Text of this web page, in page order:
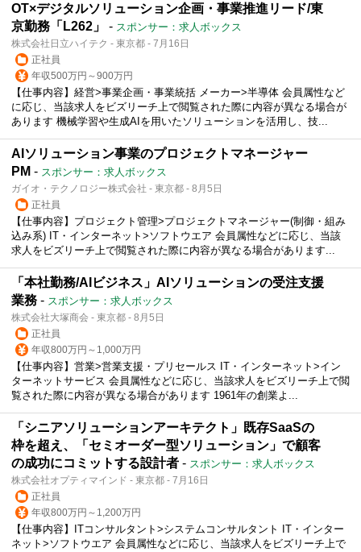
OT×デジタルソリューション企画・事業推進リード/東
京勤務「L262」
- スポンサー：求人ボックス
株式会社日立ハイテク - 東京都 - 7月16日
正社員
年収500万円～900万円
【仕事内容】経営>事業企画・事業統括 メーカー>半導体 会員属性など
に応じ、当該求人をビズリーチ上で閲覧された際に内容が異なる場合が
あります 機械学習や生成AIを用いたソリューションを活用し、技...
AIソリューション事業のプロジェクトマネージャー
PM - スポンサー：求人ボックス
ガイオ・テクノロジー株式会社 - 東京都 - 8月5日
正社員
【仕事内容】プロジェクト管理>プロジェクトマネージャー(制御・組み
込み系) IT・インターネット>ソフトウエア 会員属性などに応じ、当該
求人をビズリーチ上で閲覧された際に内容が異なる場合があります...
「本社勤務/AIビジネス」AIソリューションの受注支援
業務 - スポンサー：求人ボックス
株式会社大塚商会 - 東京都 - 8月5日
正社員
年収800万円～1,000万円
【仕事内容】営業>営業支援・プリセールス IT・インターネット>イン
ターネットサービス 会員属性などに応じ、当該求人をビズリーチ上で閲
覧された際に内容が異なる場合があります 1961年の創業よ...
「シニアソリューションアーキテクト」既存SaaSの
枠を超え、「セミオーダー型ソリューション」で顧客
の成功にコミットする設計者 - スポンサー：求人ボックス
株式会社オプティマインド - 東京都 - 7月16日
正社員
年収800万円～1,200万円
【仕事内容】ITコンサルタント>システムコンサルタント IT・インター
ネット>ソフトウエア 会員属性などに応じ、当該求人をビズリーチ上で